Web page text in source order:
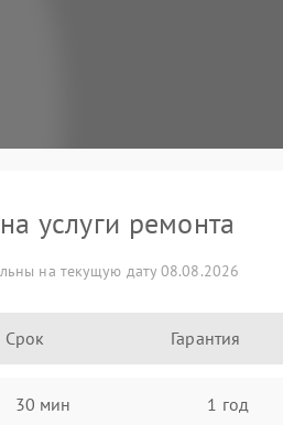
услуги ремонта
на текущую дату 08.08.2026
Срок Гарантия
30 мин 1 год